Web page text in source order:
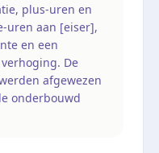
plus-uren en
uren aan [eiser],
en een
De
afgewezen
onderbouwd